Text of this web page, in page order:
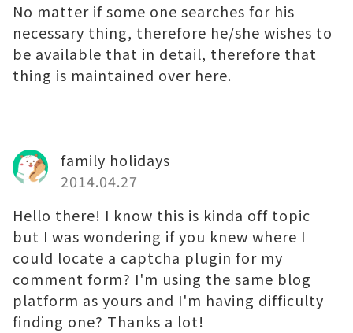
No matter if some one searches for his
necessary thing, therefore he/she wishes to
be available that in detail, therefore that
thing is maintained over here.
family holidays
2014.04.27
Hello there! I know this is kinda off topic
but I was wondering if you knew where I
could locate a captcha plugin for my
comment form? I'm using the same blog
platform as yours and I'm having difficulty
finding one? Thanks a lot!